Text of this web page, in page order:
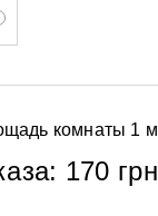
комнаты 1 м
170 грн